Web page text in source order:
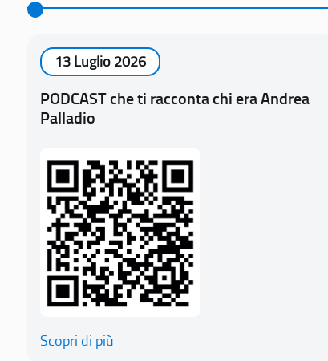
13 Luglio 2026
PODCAST che ti racconta chi era Andrea
Palladio
Scopri di più